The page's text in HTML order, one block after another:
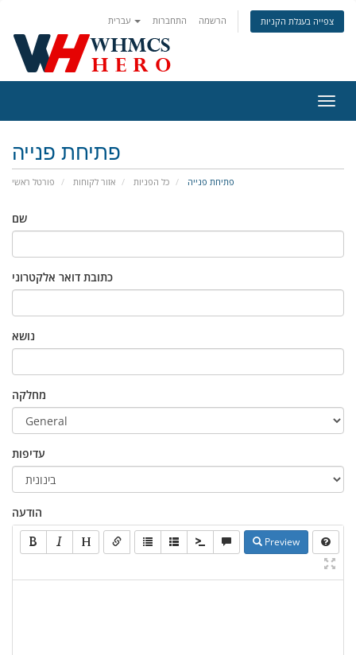
התחברות הרשמה צפייה בעגלת הקניות
ניווט
פתיחת פנייה
פורטל ראשי אזור לקוחות כל הפניות פתיחת פנייה
שם
כתובת דואר אלקטרוני
נושא
מחלקה
עדיפות
הודעה
Preview